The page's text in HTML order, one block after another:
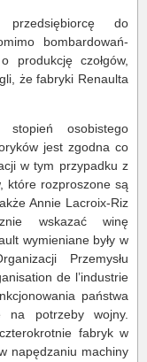
przedsiębiorcę do
bombardowań-
produkcję czołgów,
że fabryki Renaulta
stopień osobistego
jest zgodna co
w tym przypadku z
które rozproszone są
Annie Lacroix-Riz
wskazać winę
wymieniane były w
Przemysłu
de l’industrie
państwa
na potrzeby wojny.
fabryk w
napędzaniu machiny